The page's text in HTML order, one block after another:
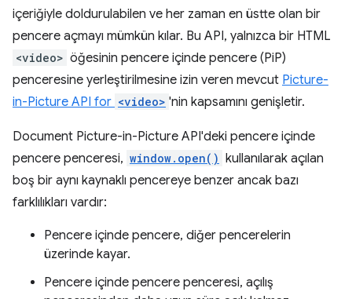
içeriğiyle doldurulabilen ve her zaman en üstte olan bir
pencere açmayı mümkün kılar. Bu API, yalnızca bir HTML
<video> öğesinin pencere içinde pencere (PiP)
penceresine yerleştirilmesine izin veren mevcut Picture-
in-Picture API for <video> 'nin kapsamını genişletir.
Document Picture-in-Picture API'deki pencere içinde
pencere penceresi, window.open() kullanılarak açılan
boş bir aynı kaynaklı pencereye benzer ancak bazı
farklılıkları vardır:
Pencere içinde pencere, diğer pencerelerin
üzerinde kayar.
Pencere içinde pencere penceresi, açılış